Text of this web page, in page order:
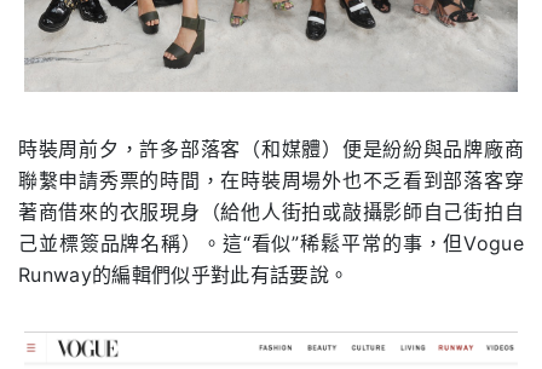
時裝周前夕，許多部落客（和媒體）便是紛紛與品牌廠商
聯繫申請秀票的時間，在時裝周場外也不乏看到部落客穿
著商借來的衣服現身（給他人街拍或敲攝影師自己街拍自
己並標簽品牌名稱）。這“看似”稀鬆平常的事，但Vogue
Runway的編輯們似乎對此有話要說。